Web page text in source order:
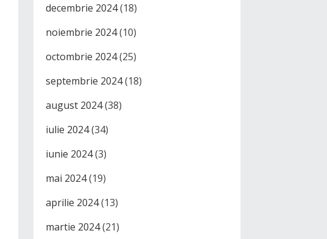
decembrie 2024(18)
noiembrie 2024(10)
octombrie 2024(25)
septembrie 2024(18)
august 2024(38)
iulie 2024(34)
iunie 2024(3)
mai 2024(19)
aprilie 2024(13)
martie 2024(21)